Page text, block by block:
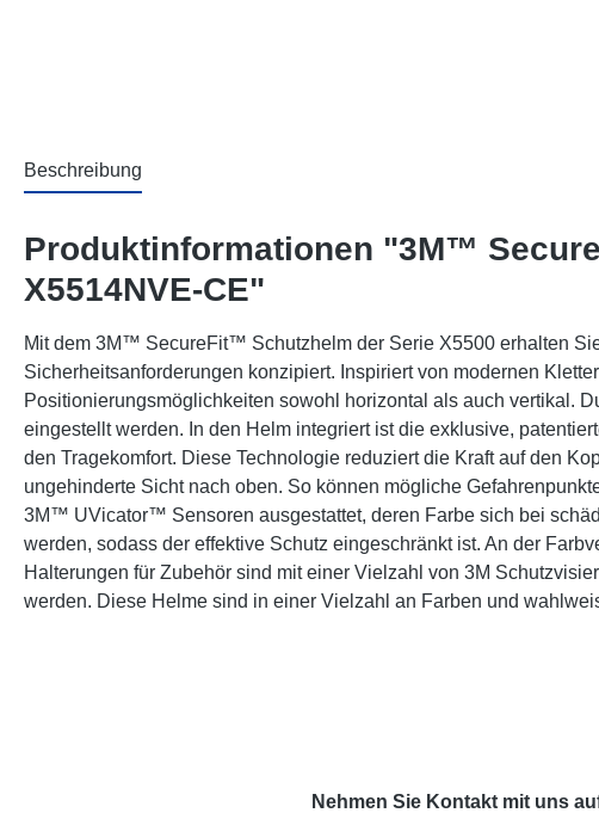
Beschreibung
Produktinformationen "3M™
X5514NVE-CE"
Mit dem 3M™ SecureFit™ Schutzhelm der Serie X5500 erhalten
Sicherheitsanforderungen konzipiert. Inspiriert von modernen
Positionierungsmöglichkeiten sowohl horizontal als auch vertikal.
eingestellt werden. In den Helm integriert ist die exklusive,
den Tragekomfort. Diese Technologie reduziert die Kraft auf den
ungehinderte Sicht nach oben. So können mögliche
3M™ UVicator™ Sensoren ausgestattet, deren Farbe sich bei
werden, sodass der effektive Schutz eingeschränkt ist. An der
Halterungen für Zubehör sind mit einer Vielzahl von 3M
werden. Diese Helme sind in einer Vielzahl an Farben und
Nehmen Sie Kontakt mit uns